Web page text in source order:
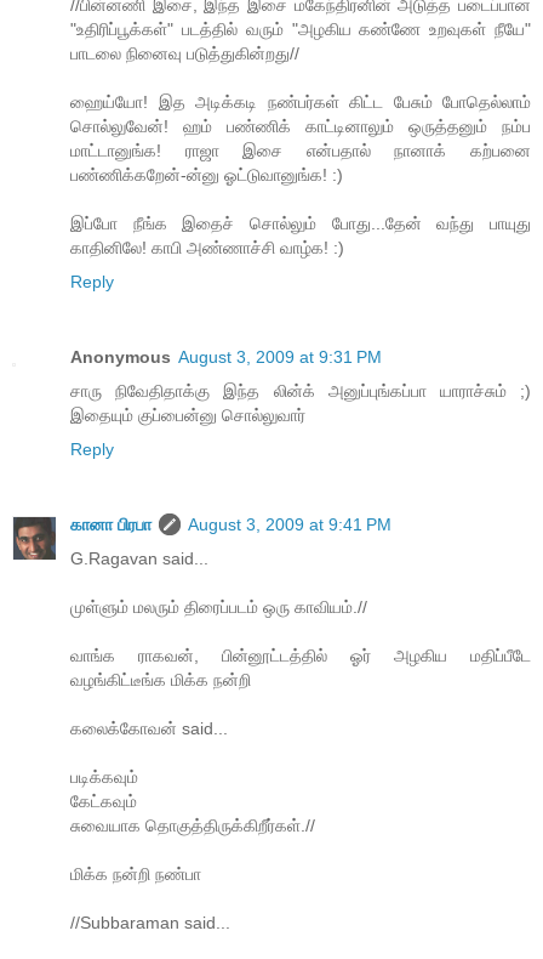
//பின்னணி இசை, இந்த இசை மகேந்திரனின் அடுத்த படைப்பான
"உதிரிப்பூக்கள்" படத்தில் வரும் "அழகிய கண்ணே உறவுகள் நீயே"
பாடலை நினைவு படுத்துகின்றது//
ஹைய்யோ! இத அடிக்கடி நண்பர்கள் கிட்ட பேசும் போதெல்லாம்
சொல்லுவேன்! ஹம் பண்ணிக் காட்டினாலும் ஒருத்தனும் நம்ப
மாட்டானுங்க! ராஜா இசை என்பதால் நானாக் கற்பனை
பண்ணிக்கறேன்-ன்னு ஓட்டுவானுங்க! :)
இப்போ நீங்க இதைச் சொல்லும் போது...தேன் வந்து பாயுது
காதினிலே! காபி அண்ணாச்சி வாழ்க! :)
Reply
Anonymous August 3, 2009 at 9:31 PM
சாரு நிவேதிதாக்கு இந்த லின்க் அனுப்புங்கப்பா யாராச்சும் ;)
இதையும் குப்பைன்னு சொல்லுவார்
Reply
கானா பிரபா
August 3, 2009 at 9:41 PM
G.Ragavan said...
முள்ளும் மலரும் திரைப்படம் ஒரு காவியம்.//
வாங்க ராகவன், பின்னூட்டத்தில் ஓர் அழகிய மதிப்பீடே
வழங்கிட்டீங்க மிக்க நன்றி
கலைக்கோவன் said...
படிக்கவும்
கேட்கவும்
சுவையாக தொகுத்திருக்கிறீர்கள்.//
மிக்க நன்றி நண்பா
//Subbaraman said...